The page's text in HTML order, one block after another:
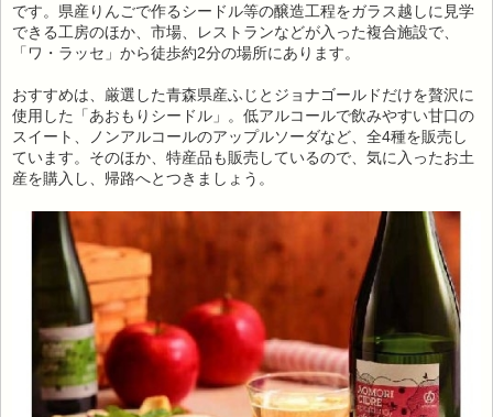
です。県産りんごで作るシードル等の醸造工程をガラス越しに見学
できる工房のほか、市場、レストランなどが入った複合施設で、
「ワ・ラッセ」から徒歩約2分の場所にあります。
おすすめは、厳選した青森県産ふじとジョナゴールドだけを贅沢に
使用した「あおもりシードル」。低アルコールで飲みやすい甘口の
スイート、ノンアルコールのアップルソーダなど、全4種を販売し
ています。そのほか、特産品も販売しているので、気に入ったお土
産を購入し、帰路へとつきましょう。